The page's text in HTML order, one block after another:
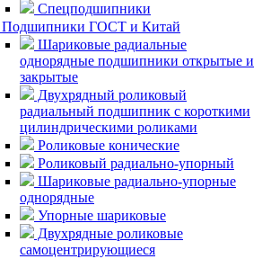
Спецподшипники
Подшипники ГОСТ и Китай
Шариковые радиальные
однорядные подшипники открытые и
закрытые
Двухрядный роликовый
радиальный подшипник с короткими
цилиндрическими роликами
Роликовые конические
Роликовый радиально-упорный
Шариковые радиально-упорные
однорядные
Упорные шариковые
Двухрядные роликовые
самоцентрирующиеся